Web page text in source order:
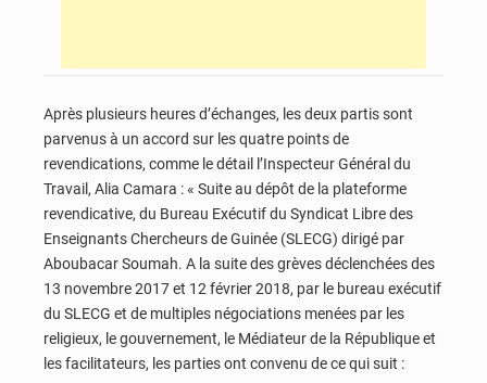
Après plusieurs heures d’échanges, les deux partis sont
parvenus à un accord sur les quatre points de
revendications, comme le détail l’Inspecteur Général du
Travail, Alia Camara : « Suite au dépôt de la plateforme
revendicative, du Bureau Exécutif du Syndicat Libre des
Enseignants Chercheurs de Guinée (SLECG) dirigé par
Aboubacar Soumah. A la suite des grèves déclenchées des
13 novembre 2017 et 12 février 2018, par le bureau exécutif
du SLECG et de multiples négociations menées par les
religieux, le gouvernement, le Médiateur de la République et
les facilitateurs, les parties ont convenu de ce qui suit :